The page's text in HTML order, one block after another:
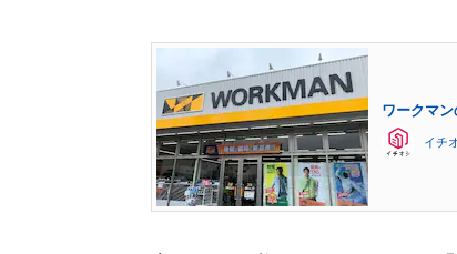
ワークマ
イチ